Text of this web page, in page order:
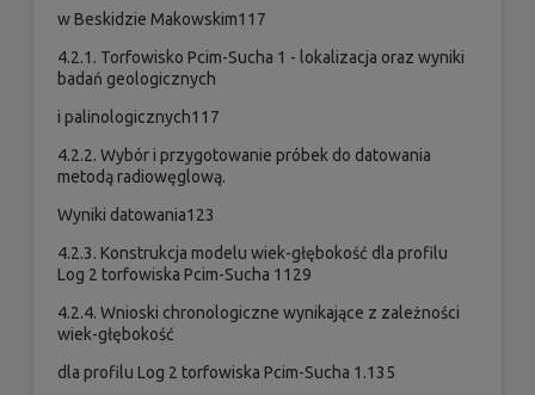
w Beskidzie Makowskim117
4.2.1. Torfowisko Pcim-Sucha 1 - lokalizacja oraz wyniki
badań geologicznych
i palinologicznych117
4.2.2. Wybór i przygotowanie próbek do datowania
metodą radiowęglową.
Wyniki datowania123
4.2.3. Konstrukcja modelu wiek-głębokość dla profilu
Log 2 torfowiska Pcim-Sucha 1129
4.2.4. Wnioski chronologiczne wynikające z zależności
wiek-głębokość
dla profilu Log 2 torfowiska Pcim-Sucha 1.135